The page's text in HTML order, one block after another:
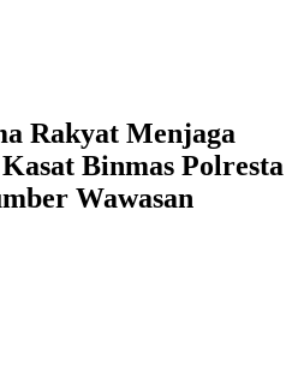
Rakyat Menjaga
Binmas Polresta
Wawasan